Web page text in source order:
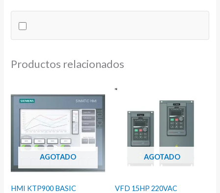
cantidad
Productos relacionados
AGOTADO
HMI KTP900 BASIC
AGOTADO
VFD 15HP 220VAC